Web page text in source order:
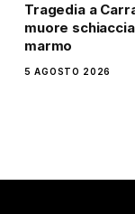
Tragedia a
muore
marmo
5 AGOSTO 2026